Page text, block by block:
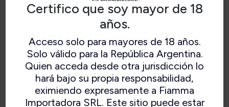
Certifico que soy mayor de 18
años.
Acceso solo para mayores de 18 años.
Solo válido para la República Argentina.
Quien acceda desde otra jurisdicción lo
hará bajo su propia responsabilidad,
eximiendo expresamente a Fiamma
Importadora SRL. Este sitio puede estar
SAVINELLI CHURCHWARDEN
SMOOTH (404)